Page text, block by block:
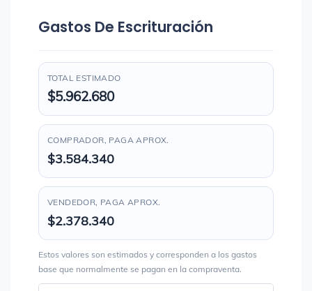
Gastos De Escrituración
TOTAL ESTIMADO
$5.962.680
COMPRADOR, PAGA APROX.
$3.584.340
VENDEDOR, PAGA APROX.
$2.378.340
Estos valores son estimados y corresponden a los gastos
base que normalmente se pagan en la compraventa.